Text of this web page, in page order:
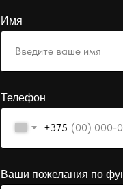
Имя
Телефон
+375
Ваши пожелания по